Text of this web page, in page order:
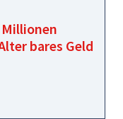
bares Geld